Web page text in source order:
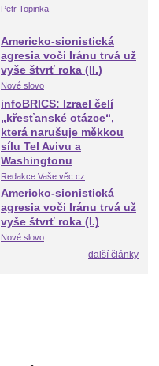
Petr Topinka
Americko-sionistická
agresia voči Iránu trvá už
vyše štvrť roka (II.)
Nové slovo
infoBRICS: Izrael čelí
„křesťanské otázce“,
která narušuje měkkou
sílu Tel Avivu a
Washingtonu
Redakce Vaše věc.cz
Americko-sionistická
agresia voči Iránu trvá už
vyše štvrť roka (I.)
Nové slovo
další články